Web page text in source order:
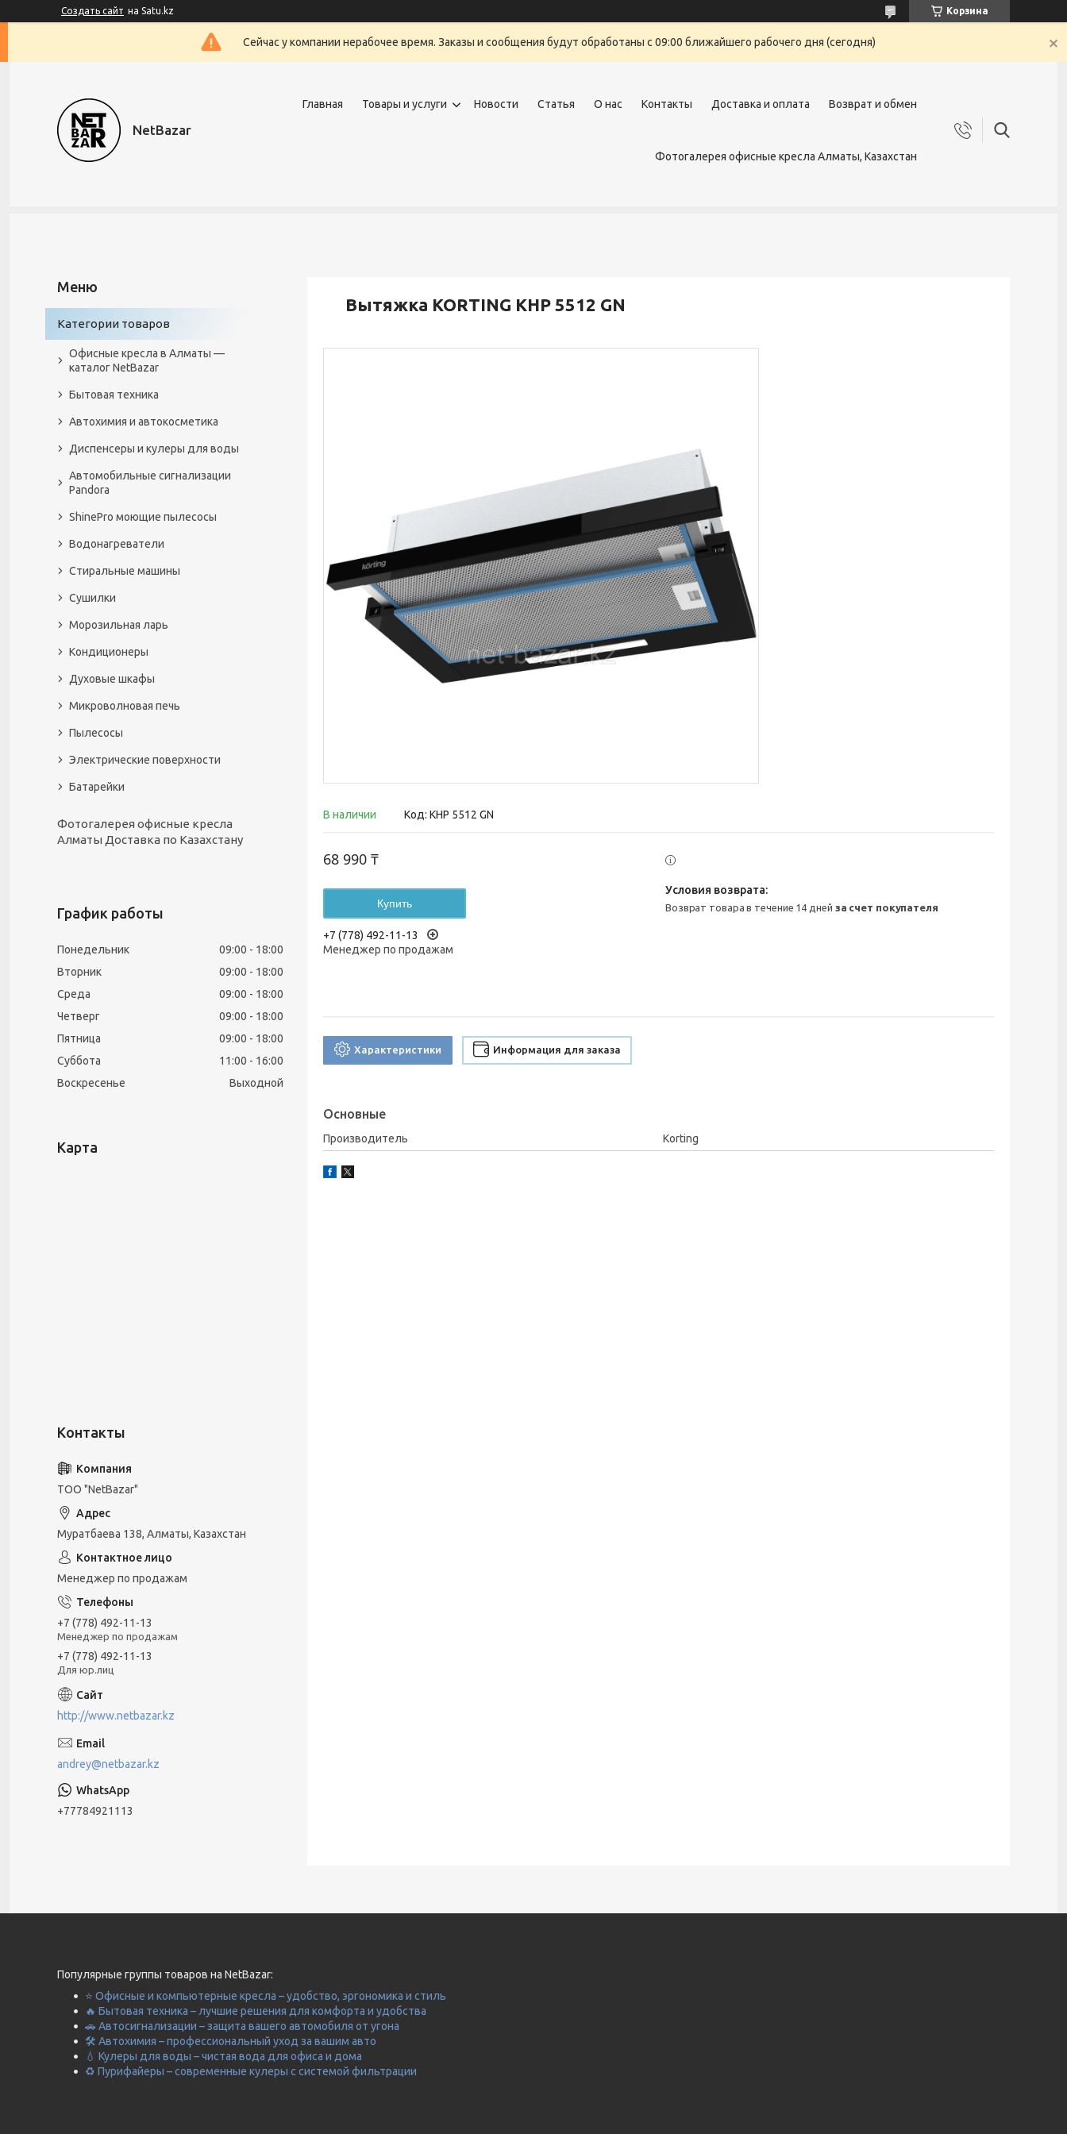
Создать сайт на Satu.kz Корзина
Сейчас у компании нерабочее время. Заказы и сообщения будут обработаны с 09:00 ближайшего рабочего дня (сегодня)
NetBazar
Главная Товары и услуги Новости Статья О нас Контакты Доставка и оплата Возврат и обмен
Фотогалерея офисные кресла Алматы, Казахстан
Вытяжка KORTING KHP 5512 GN
В наличии Код: KHP 5512 GN
68 990 ₸
Купить
+7 (778) 492-11-13
Менеджер по продажам
возврат товара в течение 14 дней за счет покупателя
Характеристики Информация для заказа
Основные
Производитель Korting
Категории товаров
Офисные кресла в Алматы —
каталог NetBazar
Бытовая техника
Автохимия и автокосметика
Диспенсеры и кулеры для воды
Автомобильные сигнализации
Pandora
ShinePro моющие пылесосы
Водонагреватели
Стиральные машины
Сушилки
Морозильная ларь
Кондиционеры
Духовые шкафы
Микроволновая печь
Пылесосы
Электрические поверхности
Батарейки
Фотогалерея офисные кресла
Алматы Доставка по Казахстану
График работы
Понедельник 09:00
18:00
Вторник
09:00
18:00
Среда
09:00
18:00
Четверг
09:00
18:00
Пятница
09:00
18:00
Суббота
11:00
16:00
Воскресенье
Выходной
Карта
ТОО "NetBazar"
Муратбаева 138, Алматы, Казахстан
Менеджер по продажам
+7 (778) 492-11-13
Менеджер по продажам
+7 (778) 492-11-13
Для юр.лиц
http://www.netbazar.kz
andrey@netbazar.kz
+77784921113
Популярные группы товаров на NetBazar:
⭐ Офисные и компьютерные кресла – удобство, эргономика и стиль
🔥 Бытовая техника – лучшие решения для комфорта и удобства
🚗 Автосигнализации – защита вашего автомобиля от угона
🛠️ Автохимия – профессиональный уход за вашим авто
💧 Кулеры для воды – чистая вода для офиса и дома
♻️ Пурифайеры – современные кулеры с системой фильтрации